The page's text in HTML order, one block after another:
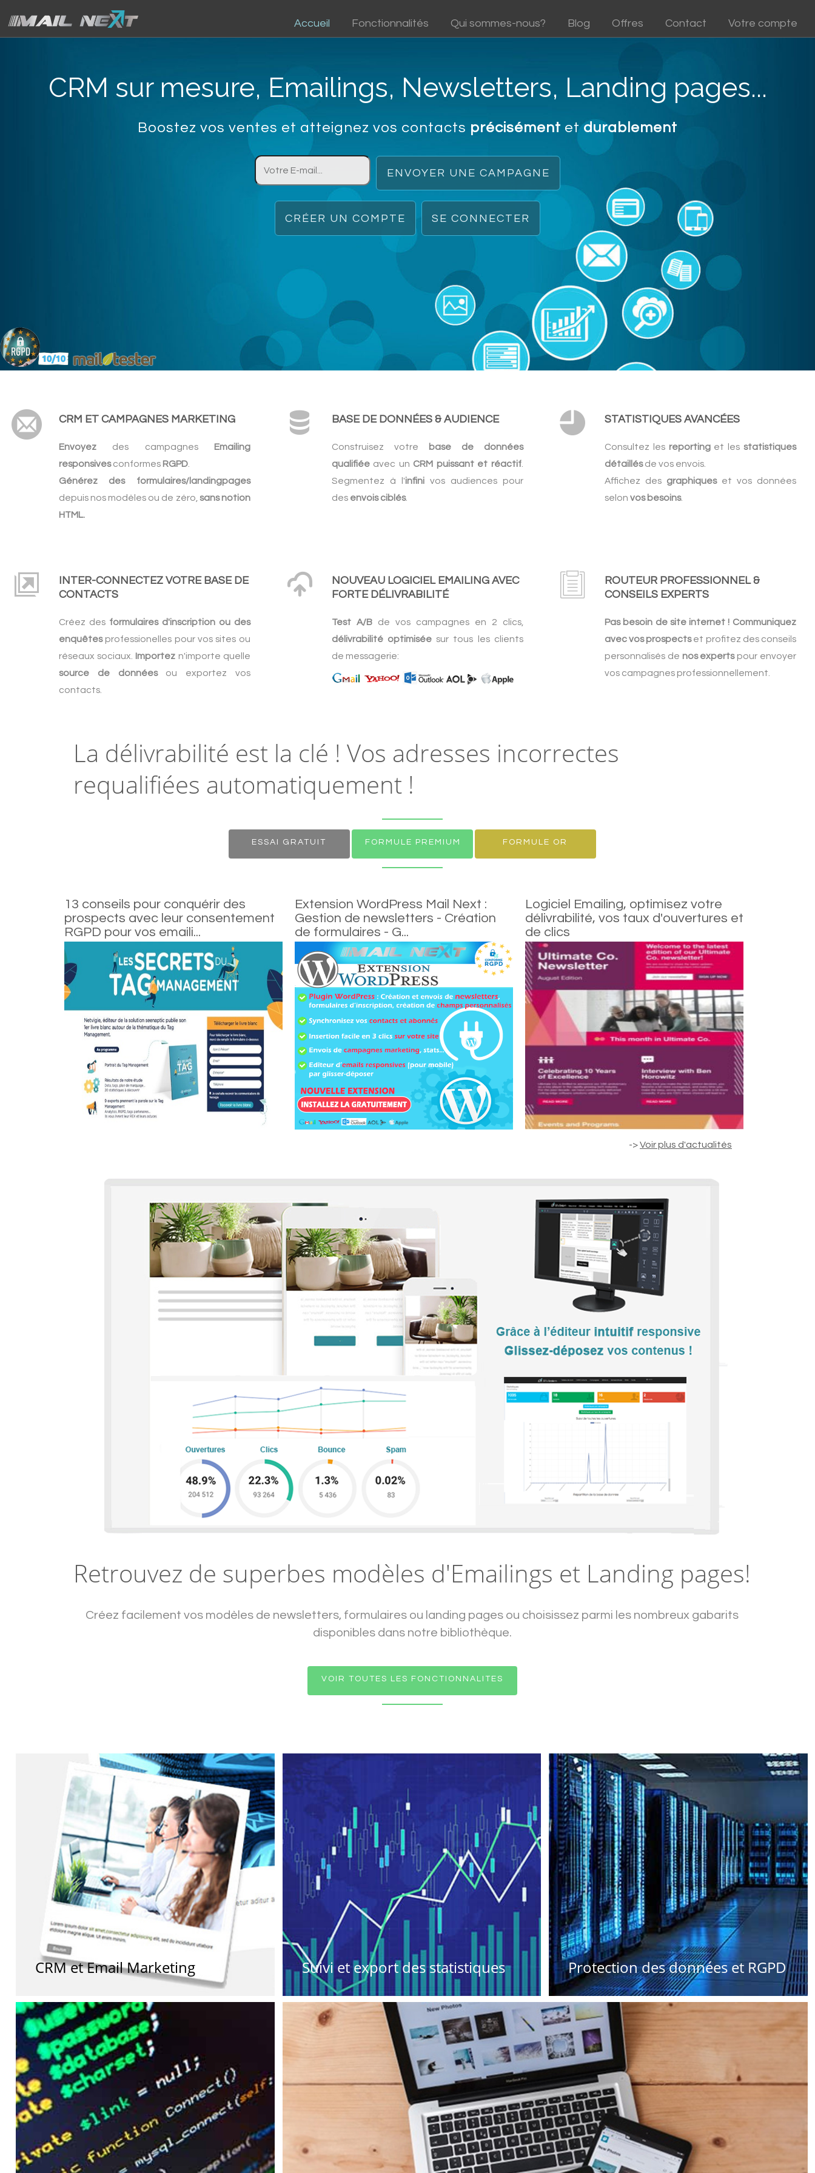
Accueil Fonctionnalités Qui sommes-nous? Blog Offres Contact Votre compte
CRM sur mesure, Emailings, Newsletters, Landing pages...
Boostez vos ventes et atteignez vos contacts précisément etdurablement
ENVOYER UNE CAMPAGNE
CRÉER UN COMPTE SE CONNECTER
CRM ET CAMPAGNES MARKETING
Envoyez des campagnes Emailing
responsivesconformes RGPD
Générez des formulaires/landingpages
depuis nos modèles ou de zéro, sans notion
HTML.
BASE DE DONNÉES & AUDIENCE
Construisez votre
base de données
qualifiéeavec un CRM puissant et réactif.
Segmentez à l'infini vos audiences pour
des envois ciblés.
STATISTIQUES AVANCÉES
Consultez les reportinget les statistiques
détaillésde vos envois.
Affichez des graphiqueset vos données
selon vos besoins.
INTER-CONNECTEZ VOTRE BASE DE
CONTACTS
Créez des formulaires d'inscription ou des
enquêtesprofessionelles pour vos sites ou
réseaux sociaux. Importez n'importe quelle
source de donnéesou exportez vos
contacts.
NOUVEAU LOGICIEL EMAILING AVEC
FORTE DÉLIVRABILITÉ
Test A/Bde vos campagnes en 2 clics,
délivrabilité optimiséesur tous les clients
de messagerie:
ROUTEUR PROFESSIONNEL &
CONSEILS EXPERTS
Pas besoin de site internet ! Communiquez
avec vos prospectset profitez des conseils
personnalisés de nos expertspour envoyer
vos campagnes professionnellement.
La délivrabilité est la clé ! Vos adresses incorrectes
requalifiées automatiquement !
ESSAI GRATUIT FORMULE PREMIUM FORMULE OR
13 conseils pour conquérir des
prospects avec leur consentement
RGPD pour vos emaili...
Extension WordPress Mail Next :
Gestion de newsletters - Création
de formulaires - G...
Logiciel Emailing, optimisez votre
délivrabilité, vos taux d'ouvertures et
de clics
->Voir plus d'actualités
Retrouvez de superbes modèles d'Emailings et Landing pages!
Créez facilement vos modèles de newsletters, formulaires ou landing pages ou choisissez parmi les nombreux gabarits
disponibles dans notre bibliothèque.
VOIR TOUTES LES FONCTIONNALITES
CRM et Email Marketing Suivi et export des statistiques Protection des données et RGPD